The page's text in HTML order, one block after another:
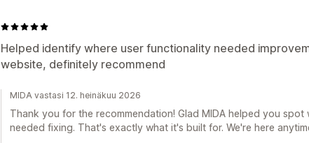
Helped identify where user functionality needed
website, definitely recommend
MIDA vastasi 12. heinäkuu 2026
Thank you for the recommendation! Glad MIDA helped you spot
needed fixing. That's exactly what it's built for. We're here